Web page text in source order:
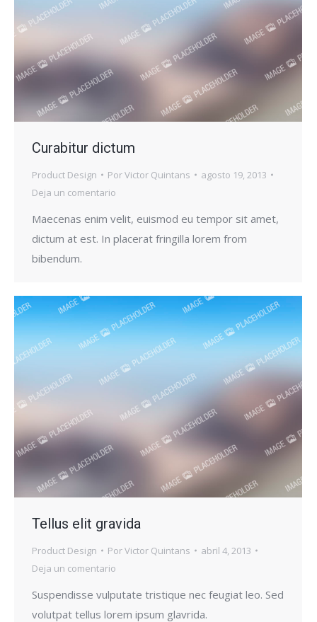
Curabitur dictum
Product Design PorVictor Quintans
agosto 19, 2013
Deja un comentario
Maecenas enim velit, euismod eu tempor sit amet,
dictum at est. In placerat fringilla lorem from
bibendum.
Tellus elit gravida
Product Design PorVictor Quintans
abril 4, 2013
Deja un comentario
Suspendisse vulputate tristique nec feugiat leo. Sed
volutpat tellus lorem ipsum glavrida.